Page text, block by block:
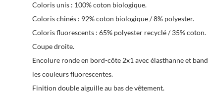
Coloris unis : 100% coton biologique.
Coloris chinés : 92% coton biologique / 8% polyester.
Coloris fluorescents : 65% polyester recyclé / 35% coton.
Coupe droite.
Encolure ronde en bord-côte 2x1 avec élasthanne et
les couleurs fluorescentes.
Finition double aiguille au bas de vêtement.